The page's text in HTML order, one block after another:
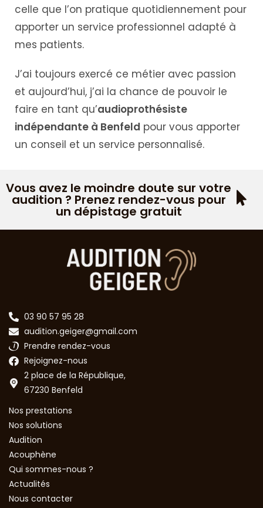
celle que l’on pratique quotidiennement pour
apporter un service professionnel adapté à
mes patients.
J’ai toujours exercé ce métier avec passion
et aujourd’hui, j’ai la chance de pouvoir le
faire en tant qu’audioprothésiste
indépendante à Benfeld pour vous apporter
un conseil et un service personnalisé.
Vous avez le moindre doute sur votre
audition ? Prenez rendez-vous pour
un dépistage gratuit
03 90 57 95 28
audition.geiger@gmail.com
Prendre rendez-vous
Rejoignez-nous
2 place de la République,
67230 Benfeld
Nos prestations
Nos solutions
Audition
Acouphène
Qui sommes-nous ?
Actualités
Nous contacter